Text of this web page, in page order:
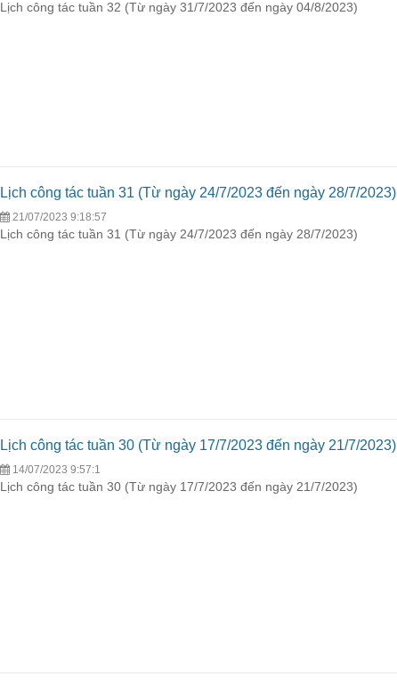
Lịch công tác tuần 32 (Từ ngày 31/7/2023 đến ngày 04/8/2023)
Lịch công tác tuần 31 (Từ ngày 24/7/2023 đến ngày 28/7/2023)
21/07/2023 9:18:57
Lịch công tác tuần 31 (Từ ngày 24/7/2023 đến ngày 28/7/2023)
Lịch công tác tuần 30 (Từ ngày 17/7/2023 đến ngày 21/7/2023)
14/07/2023 9:57:1
Lịch công tác tuần 30 (Từ ngày 17/7/2023 đến ngày 21/7/2023)